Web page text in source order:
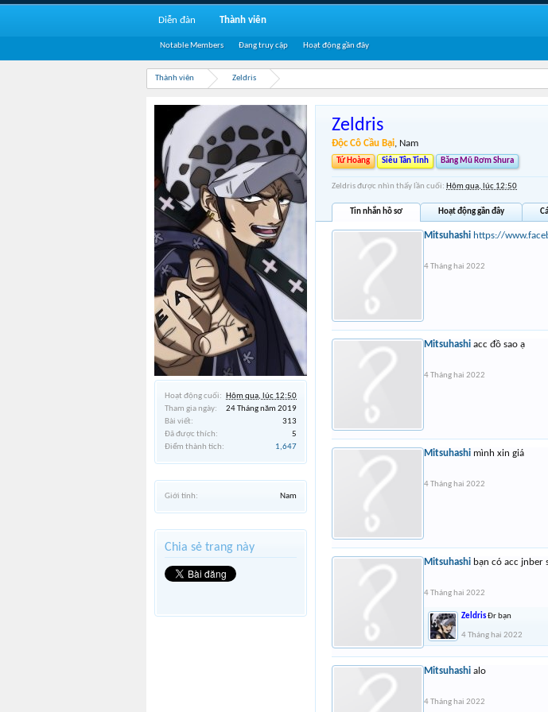
Thành viên Zeldris
Hoạt động cuối:
Hôm qua, lúc 12:50
Tham gia ngày:
24 Tháng năm 2019
Bài viết:
313
Đã được thích:
5
Điểm thành tích:
1,647
Giới tính: Nam
Chia sẻ trang này
Zeldris
Độc Cô Cầu Bại, Nam
Tứ Hoàng Siêu Tân Tinh Băng Mũ Rơm Shura
Zeldris được nhìn thấy lần cuối: Hôm qua, lúc 12:50
Tin nhắn hồ sơ Hoạt động gần đây
Mitsuhashi https://
4 Tháng hai 2022
Mitsuhashi acc đồ sao ạ
4 Tháng hai 2022
Mitsuhashi mình xin giá
4 Tháng hai 2022
Mitsuhashi bạn có acc jnber
4 Tháng hai 2022
ZeldrisĐr bạn
4 Tháng hai 2022
Mitsuhashi alo
4 Tháng hai 2022
Diễn đàn Thành viên
Notable Members Đang truy cập Hoạt động gần đây